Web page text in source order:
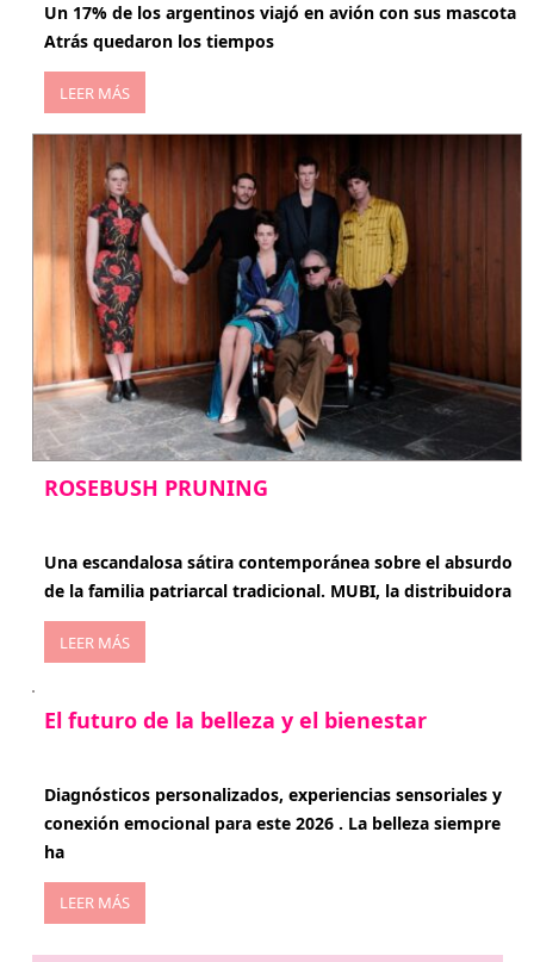
Un 17% de los argentinos viajó en avión con sus mascota
Atrás quedaron los tiempos
LEER MÁS
ROSEBUSH PRUNING
Una escandalosa sátira contemporánea sobre el absurdo
de la familia patriarcal tradicional. MUBI, la distribuidora
LEER MÁS
El futuro de la belleza y el bienestar
Diagnósticos personalizados, experiencias sensoriales y
conexión emocional para este 2026 . La belleza siempre
ha
LEER MÁS